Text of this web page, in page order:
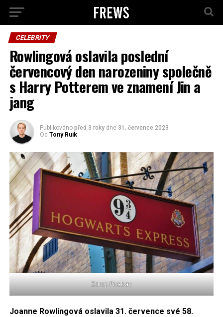
CELEBRITY
Rowlingová oslavila poslední
červencový den narozeniny společně
s Harry Potterem ve znamení Jin a
jang
Publikováno před 3 roky dne 31. července 2023
Od Tony Ruik
Zdroj: Pixabay
Joanne Rowlingová oslavila 31. července své 58.